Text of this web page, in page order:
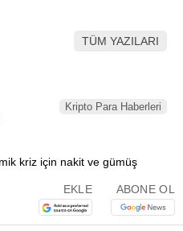
TÜM YAZILARI
Kripto Para Haberleri
EKLE ABONE OL